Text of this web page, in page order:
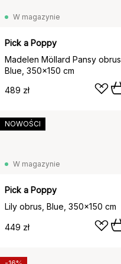
W magazynie
Pick a Poppy
Madelen Möllard Pansy obrus,
Blue, 350x150 cm
489 zł
W magazynie
Pick a Poppy
Lily obrus, Blue, 350x150 cm
449 zł
NOWOŚCI